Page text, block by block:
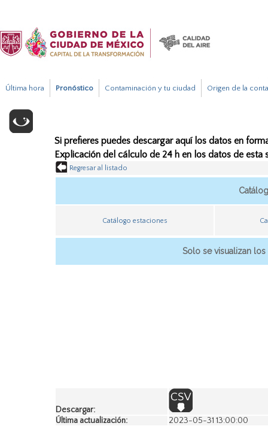
Última hora Pronóstico Contaminación y tu ciudad Origen de la
Si prefieres puedes descargar aquí los datos en
Explicación del cálculo de 24 h en los datos de esta
Regresar al listado
Catálogo estaciones
Solo se visualizan
Descargar:
Última actualización:
2023-05-31 13:00:00